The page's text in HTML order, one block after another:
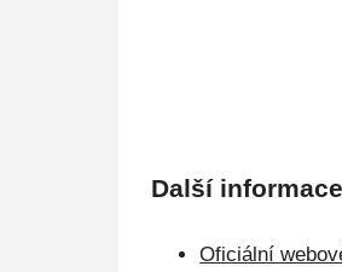
Další informace
Oficiální